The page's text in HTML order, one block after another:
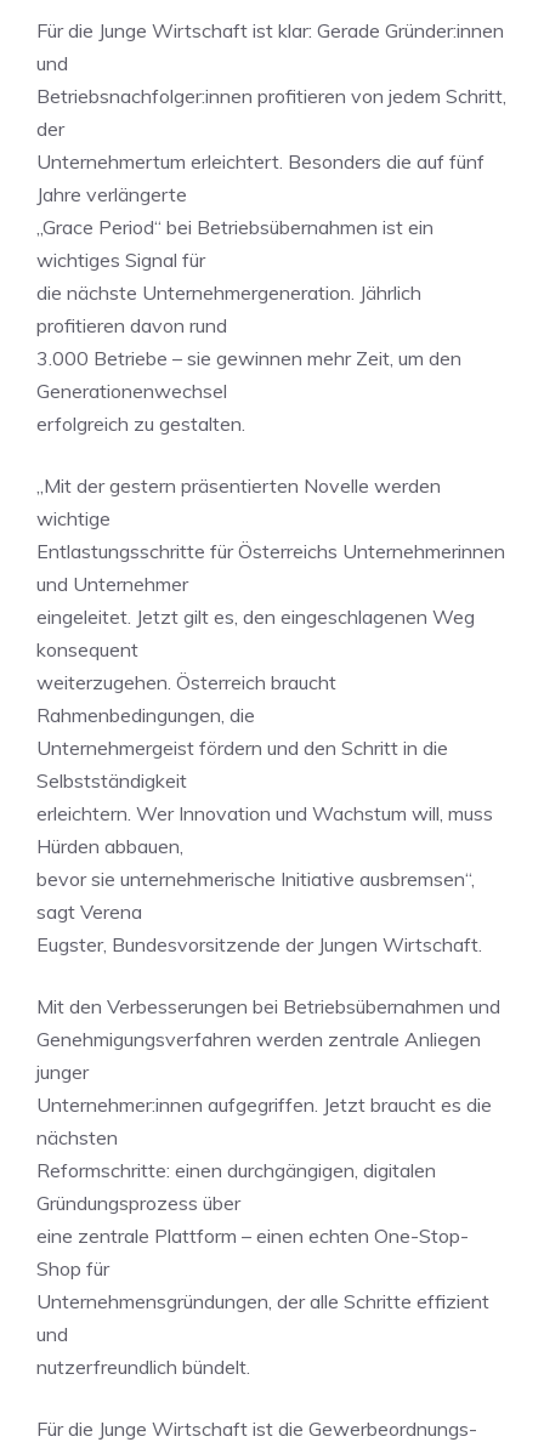
Für die Junge Wirtschaft ist klar: Gerade Gründer:innen
und
Betriebsnachfolger:innen profitieren von jedem Schritt,
der
Unternehmertum erleichtert. Besonders die auf fünf
Jahre verlängerte
„Grace Period“ bei Betriebsübernahmen ist ein
wichtiges Signal für
die nächste Unternehmergeneration. Jährlich
profitieren davon rund
3.000 Betriebe – sie gewinnen mehr Zeit, um den
Generationenwechsel
erfolgreich zu gestalten.
„Mit der gestern präsentierten Novelle werden
wichtige
Entlastungsschritte für Österreichs Unternehmerinnen
und Unternehmer
eingeleitet. Jetzt gilt es, den eingeschlagenen Weg
konsequent
weiterzugehen. Österreich braucht
Rahmenbedingungen, die
Unternehmergeist fördern und den Schritt in die
Selbstständigkeit
erleichtern. Wer Innovation und Wachstum will, muss
Hürden abbauen,
bevor sie unternehmerische Initiative ausbremsen“,
sagt Verena
Eugster, Bundesvorsitzende der Jungen Wirtschaft.
Mit den Verbesserungen bei Betriebsübernahmen und
Genehmigungsverfahren werden zentrale Anliegen
junger
Unternehmer:innen aufgegriffen. Jetzt braucht es die
nächsten
Reformschritte: einen durchgängigen, digitalen
Gründungsprozess über
eine zentrale Plattform – einen echten One-Stop-
Shop für
Unternehmensgründungen, der alle Schritte effizient
und
nutzerfreundlich bündelt.
Für die Junge Wirtschaft ist die Gewerbeordnungs-